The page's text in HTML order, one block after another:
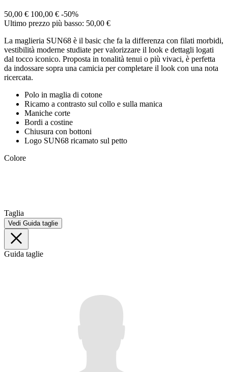
50,00 € 100,00 € -50%
Ultimo prezzo più basso: 50,00 €
La maglieria SUN68 è il basic che fa la differenza con filati morbidi,
vestibilità moderne studiate per valorizzare il look e dettagli logati
dal tocco iconico. Proposta in tonalità tenui o più vivaci, è perfetta
da indossare sopra una camicia per completare il look con una nota
ricercata.
Polo in maglia di cotone
Ricamo a contrasto sul collo e sulla manica
Maniche corte
Bordi a costine
Chiusura con bottoni
Logo SUN68 ricamato sul petto
Colore
Taglia
Vedi Guida taglie
Guida taglie